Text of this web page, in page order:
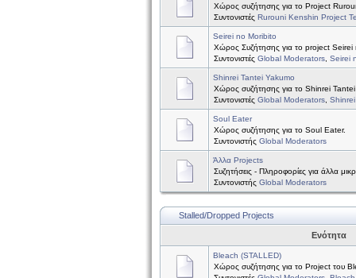
Χώρος συζήτησης για το Project
Συντονιστές Rurouni Kenshin Project
Seirei no Moribito
Χώρος Συζήτησης για το project Seirei
Συντονιστές Global Moderators Seirei
Shinrei Tantei Yakumo
Χώρος συζήτησης για το Shinrei
Συντονιστές Global Moderators
Soul Eater
Χώρος συζήτησης για το Soul Eater.
Συντονιστής Global Moderators
Άλλα Projects
Συζητήσεις - Πληροφορίες για άλλα
Συντονιστής Global Moderators
Stalled/Dropped Projects
Ενότητα
Bleach (STALLED)
Χώρος συζήτησης για το Project του